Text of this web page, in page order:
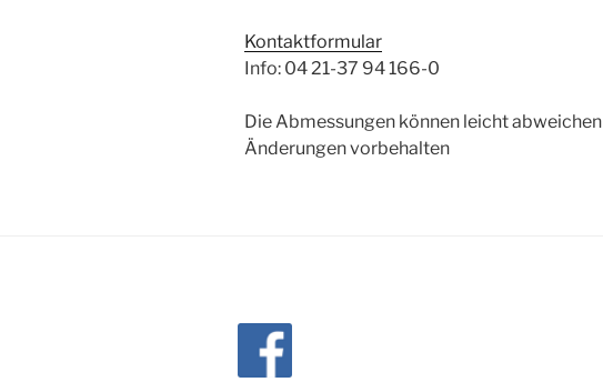
Kontaktformular
Info: 04 21-37 94 166-0
Die Abmessungen können leicht abweichen
Änderungen vorbehalten